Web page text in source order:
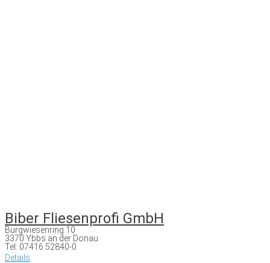
Biber Fliesenprofi GmbH
Burgwiesenring 10
3370 Ybbs an der Donau
Tel: 07416 52840-0
Details